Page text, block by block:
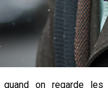
on regarde les